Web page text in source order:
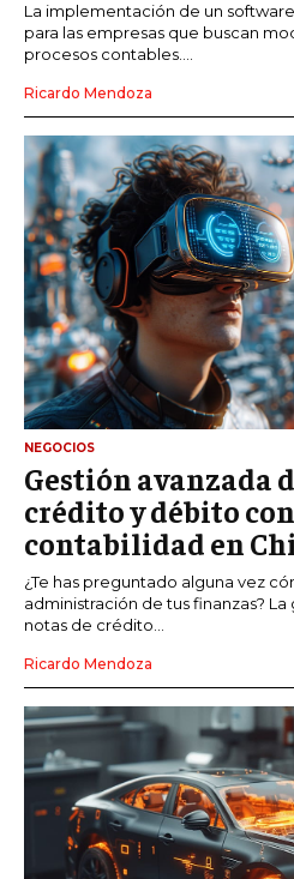
La implementación de un
para las empresas que buscan
procesos contables....
Ricardo Mendoza
NEGOCIOS
Gestión avanzada
crédito y débito
contabilidad en
¿Te has preguntado alguna vez
administración de tus finanzas?
notas de crédito...
Ricardo Mendoza